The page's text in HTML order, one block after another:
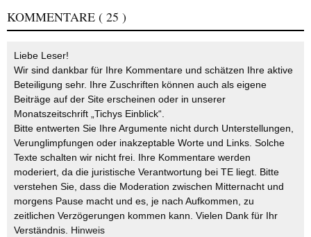
KOMMENTARE ( 25 )
Liebe Leser!
Wir sind dankbar für Ihre Kommentare und schätzen Ihre aktive
Beteiligung sehr. Ihre Zuschriften können auch als eigene
Beiträge auf der Site erscheinen oder in unserer
Monatszeitschrift „Tichys Einblick“.
Bitte entwerten Sie Ihre Argumente nicht durch Unterstellungen,
Verunglimpfungen oder inakzeptable Worte und Links. Solche
Texte schalten wir nicht frei. Ihre Kommentare werden
moderiert, da die juristische Verantwortung bei TE liegt. Bitte
verstehen Sie, dass die Moderation zwischen Mitternacht und
morgens Pause macht und es, je nach Aufkommen, zu
zeitlichen Verzögerungen kommen kann. Vielen Dank für Ihr
Verständnis. Hinweis